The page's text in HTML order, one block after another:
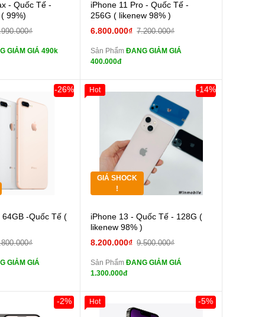
tai nghe iPhone 6S
- Quốc Tế -
99%)
GIẢM GIÁ 490k
màn
tai nghe iPhone 6S
Pin dự phòng và
các Phụ Kiện Khác
iPhone 11 Pro - Quốc Tế -
256G ( likenew 98% )
6.800.000₫ 7.200.000₫
Sản PhẩmĐANG GIẢM GIÁ
400.000đ
Khách Hàng
Cường lực 10D full
tai nghe iPhone 6S
64GB -Quốc Tế (
-26%
GIẢM GIÁ
GIÁ SHOCK
!
Giảm 100.000đ
Khách Hàng
Tặng
Cường lực 10D full
màn
tai nghe iPhone 6S
iPhone 13 - Quốc Tế - 128G (
likenew 98% )
8.200.000₫ 9.500.000₫
-14%
Sản PhẩmĐANG GIẢM GIÁ
1.300.000đ
Hot
-2% -5%
Hot